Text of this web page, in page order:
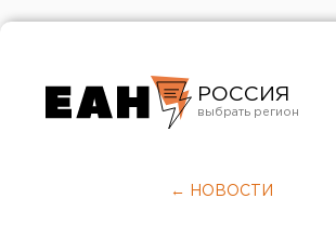
РОССИЯ
Челябинск
← НОВОСТИ